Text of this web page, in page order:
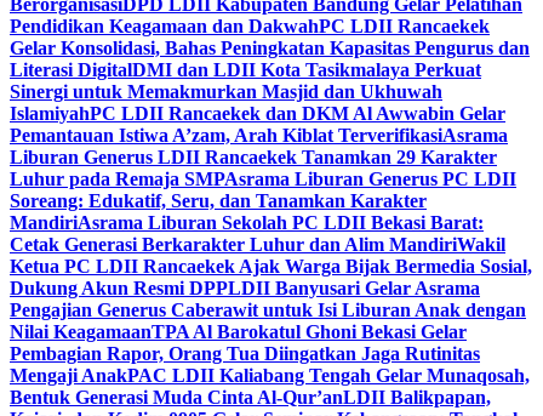
BerorganisasiDPD LDII Kabupaten Bandung Gelar Pelatihan
Pendidikan Keagamaan dan DakwahPC LDII Rancaekek
Gelar Konsolidasi, Bahas Peningkatan Kapasitas Pengurus dan
Literasi DigitalDMI dan LDII Kota Tasikmalaya Perkuat
Sinergi untuk Memakmurkan Masjid dan Ukhuwah
IslamiyahPC LDII Rancaekek dan DKM Al Awwabin Gelar
Pemantauan Istiwa A’zam, Arah Kiblat TerverifikasiAsrama
Liburan Generus LDII Rancaekek Tanamkan 29 Karakter
Luhur pada Remaja SMPAsrama Liburan Generus PC LDII
Soreang: Edukatif, Seru, dan Tanamkan Karakter
MandiriAsrama Liburan Sekolah PC LDII Bekasi Barat:
Cetak Generasi Berkarakter Luhur dan Alim MandiriWakil
Ketua PC LDII Rancaekek Ajak Warga Bijak Bermedia Sosial,
Dukung Akun Resmi DPPLDII Banyusari Gelar Asrama
Pengajian Generus Caberawit untuk Isi Liburan Anak dengan
Nilai KeagamaanTPA Al Barokatul Ghoni Bekasi Gelar
Pembagian Rapor, Orang Tua Diingatkan Jaga Rutinitas
Mengaji AnakPAC LDII Kaliabang Tengah Gelar Munaqosah,
Bentuk Generasi Muda Cinta Al-Qur’anLDII Balikpapan,